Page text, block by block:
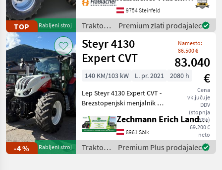
TOP Rabljeni stroj
deloval je izključno v
lastnem kmetijskem
gospodarstvu. Red
9754 Steinfeld
Traktor /
Case IH
Premium zlati prodajalec
-4 % Rabljeni stroj
Steyr 4130
Expert CVT
Namesto:
86.500 €
83.040
€
Cena
vključuje
DDV
(stopnja
20%)
69.200 €
neto
140 KM/103 kW L. pr. 2021
2080 h
Lep Steyr 4130 Expert CVT -
Brezstopenjski menjalnik -
Vzmetenje kabine - 2-
vodilna pnevmatska zavora
prikolice - Delovne luči LED
-
Zechmann Erich Landmaschinen-Portalbau
8961 Sölk
Traktor /
Steyr
Premium Plus prodajalec